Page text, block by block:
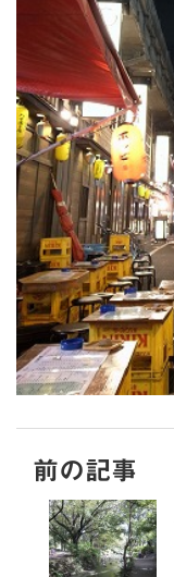
前の記事